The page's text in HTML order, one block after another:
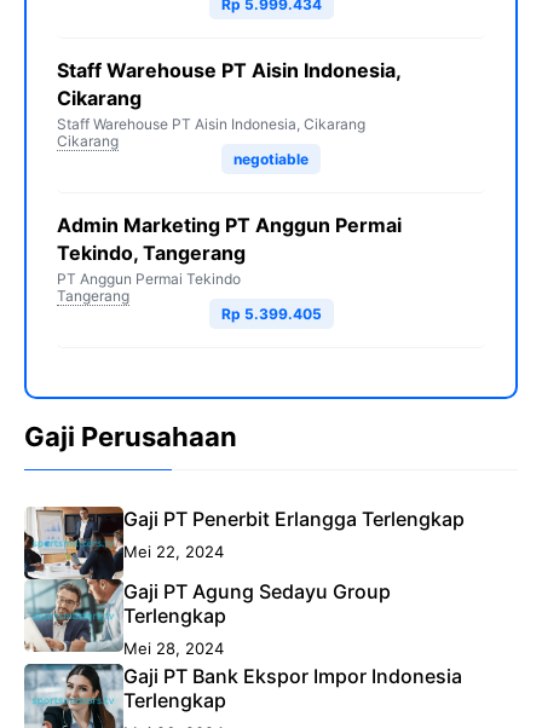
Rp 5.999.434
Staff Warehouse PT Aisin Indonesia,
Cikarang
Staff Warehouse PT Aisin Indonesia, Cikarang
Cikarang
negotiable
Admin Marketing PT Anggun Permai
Tekindo, Tangerang
PT Anggun Permai Tekindo
Tangerang
Rp 5.399.405
Gaji Perusahaan
Gaji PT Penerbit Erlangga Terlengkap
Mei 22, 2024
Gaji PT Agung Sedayu Group
Terlengkap
Mei 28, 2024
Gaji PT Bank Ekspor Impor Indonesia
Terlengkap